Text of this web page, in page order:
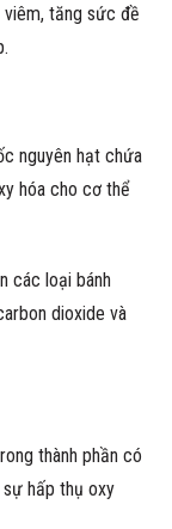
tăng sức đề
nguyên hạt chứa
hóa cho cơ thể
các loại bánh
dioxide và
thành phần có
sự hấp thụ oxy